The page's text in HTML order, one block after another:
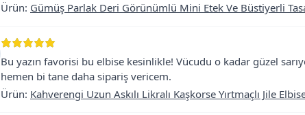
Ürün: Gümüş Parlak Deri Görünümlü Mini Etek Ve Büstiyerli
Bu yazın favorisi bu elbise kesinlikle! Vücudu o kadar güzel
hemen bi tane daha sipariş vericem.
Ürün: Kahverengi Uzun Askılı Likralı Kaşkorse Yırtmaçlı Jile